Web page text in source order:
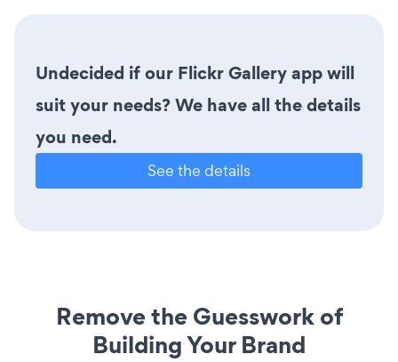
Undecided if our Flickr Gallery app will
suit your needs? We have all the details
you need.
See the details
Remove the Guesswork of
Building Your Brand